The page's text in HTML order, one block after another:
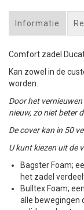
Informatie
Comfort zadel
Kan zowel in de
worden.
Door het
nieuw, zo niet beter
De cover kan in 50
U kunt kiezen uit de
Bagster Foam;
het zadel
Bulltex Foam;
alle bewegingen